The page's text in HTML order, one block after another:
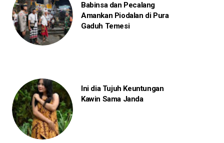
Babinsa dan Pecalang
Amankan Piodalan di Pura
Gaduh Temesi
Ini dia Tujuh Keuntungan
Kawin Sama Janda